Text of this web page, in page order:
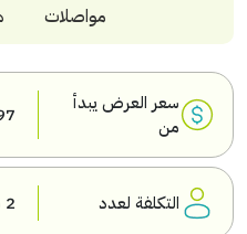
مواصلات
سعر العرض يبدأ
من
التكلفة لعدد 2 بالغين